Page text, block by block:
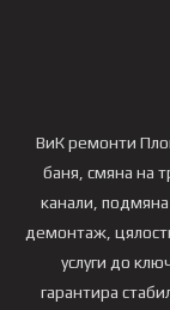
ВиК ремонти
баня, смяна на
канали,
демонтаж,
услуги до
гарантира